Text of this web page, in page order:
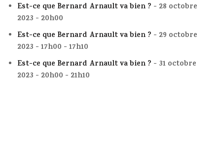
Est-ce que Bernard Arnault va bien ? - 28 octobre
2023 - 20h00
Est-ce que Bernard Arnault va bien ? - 29 octobre
2023 - 17h00 - 17h10
Est-ce que Bernard Arnault va bien ? - 31 octobre
2023 - 20h00 - 21h10